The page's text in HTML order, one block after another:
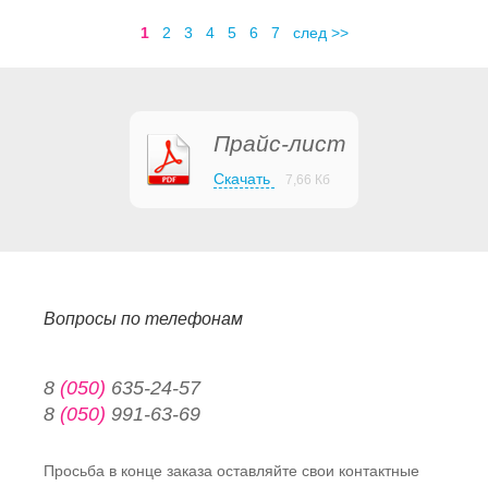
1 2 3 4 5 6 7 след >>
Прайс-лист
Скачать 7,66 Кб
Вопросы по телефонам
8 (050) 635-24-57
8 (050) 991-63-69
Просьба в конце заказа оставляйте свои контактные